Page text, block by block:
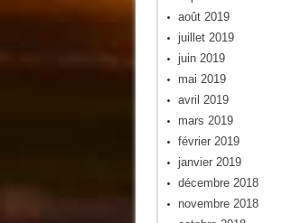
août 2019
juillet 2019
juin 2019
mai 2019
avril 2019
mars 2019
février 2019
janvier 2019
décembre 2018
novembre 2018